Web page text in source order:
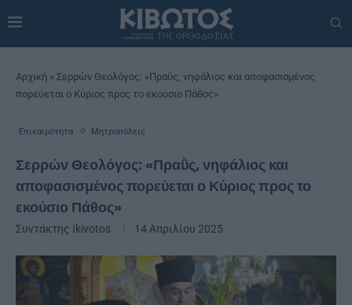
Αρχική » Σερρών Θεολόγος: «Πραῢς, νηφάλιος και αποφασισμένος
πορεύεται ο Κύριος προς το εκούσιο Πάθος»
Επικαιρότητα Μητροπόλεις
Σερρών Θεολόγος: «Πραῢς, νηφάλιος και
αποφασισμένος πορεύεται ο Κύριος προς το
εκούσιο Πάθος»
Συντάκτης Ikivotos 14 Απριλίου 2025